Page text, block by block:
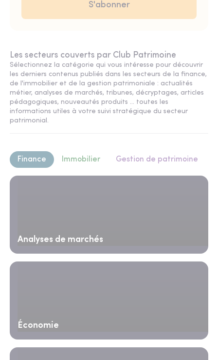
Les secteurs couverts par Club Patrimoine
Sélectionnez la catégorie qui vous intéresse pour découvrir
les derniers contenus publiés dans les secteurs de la finance,
de l'immobilier et de la gestion patrimoniale : actualités
métier, analyses de marchés, tribunes, décryptages, articles
pédagogiques, nouveautés produits ... toutes les
informations utiles à votre suivi stratégique du secteur
patrimonial.
Finance Immobilier Gestion de patrimoine
Analyses de marchés
Économie